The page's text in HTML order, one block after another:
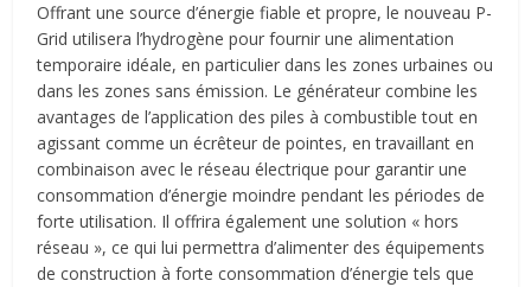
Offrant une source d’énergie fiable et propre, le nouveau P-
Grid utilisera l’hydrogène pour fournir une alimentation
temporaire idéale, en particulier dans les zones urbaines ou
dans les zones sans émission. Le générateur combine les
avantages de l’application des piles à combustible tout en
agissant comme un écrêteur de pointes, en travaillant en
combinaison avec le réseau électrique pour garantir une
consommation d’énergie moindre pendant les périodes de
forte utilisation. Il offrira également une solution « hors
réseau », ce qui lui permettra d’alimenter des équipements
de construction à forte consommation d’énergie tels que